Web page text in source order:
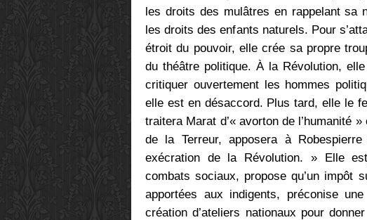
les droits des mulâtres en rappelant sa
les droits des enfants naturels. Pour
étroit du pouvoir, elle crée sa propre
du théâtre politique. À la Révolution,
critiquer ouvertement les hommes
elle est en désaccord. Plus tard, elle le
traitera Marat d’« avorton de l’humanité
de la Terreur, apposera à
exécration de la Révolution. » Elle
combats sociaux, propose qu’un impôt
apportées aux indigents, préconise
création d’ateliers nationaux pour